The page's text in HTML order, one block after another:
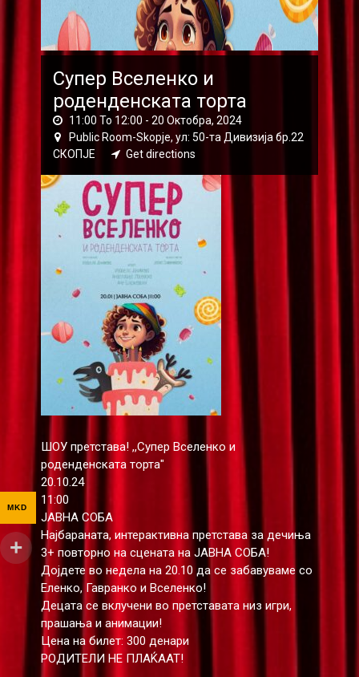
Супер Вселенко и
роденденската торта
11:00 To 12:00 - 20 Октобра, 2024
Public Room-Skopje, ул: 50-та Дивизија бр.22
СКОПЈЕ
Get directions
ШОУ претстава! ,,Супер Вселенко и
роденденската торта"
20.10.24
11:00
ЈАВНА СОБА
Најбараната, интерактивна претстава за дечиња
3+ повторно на сцената на ЈАВНА СОБА!
Дојдете во недела на 20.10 да се забавуваме со
Еленко, Гавранко и Вселенко!
Децата се вклучени во претставата низ игри,
прашања и анимации!
Цена на билет: 300 денари
РОДИТЕЛИ НЕ ПЛАЌААТ!
MKD